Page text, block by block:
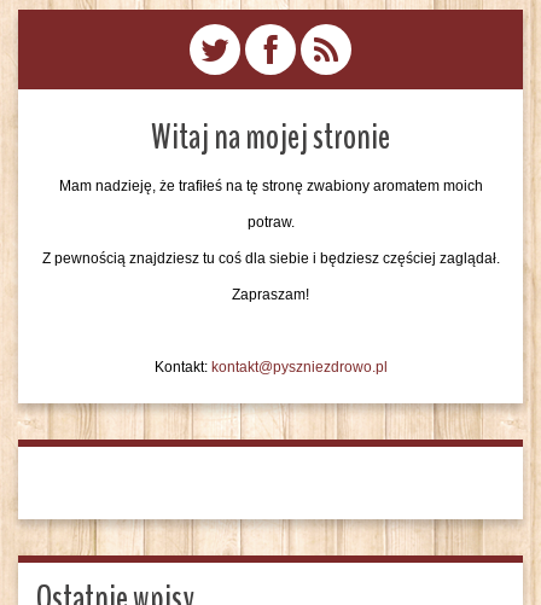
Witaj na mojej stronie
Mam nadzieję, że trafiłeś na tę stronę zwabiony aromatem moich
potraw.
Z pewnością znajdziesz tu coś dla siebie i będziesz częściej zaglądał.
Zapraszam!
Kontakt: kontakt@pyszniezdrowo.pl